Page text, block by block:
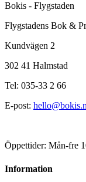
Bokis - Flygstaden
Flygstadens Bok &
Kundvägen 2
302 41 Halmstad
Tel: 035-33 2 66
E-post:
Öppettider: Mån-fre
Information